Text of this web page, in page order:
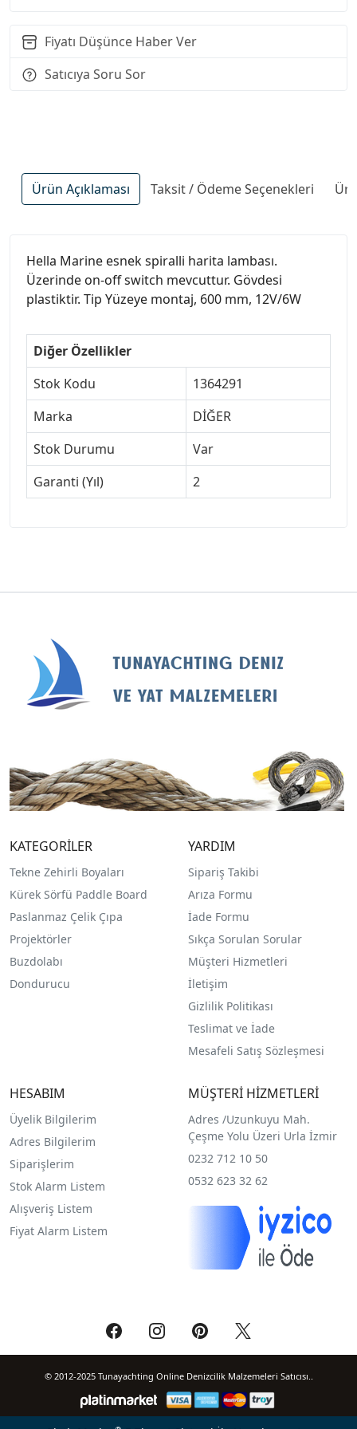
Fiyatı Düşünce Haber Ver
Satıcıya Soru Sor
Ürün Açıklaması Taksit / Ödeme Seçenekleri
Hella Marine esnek spiralli harita lambası.
Üzerinde on-off switch mevcuttur. Gövdesi
plastiktir. Tip Yüzeye montaj, 600 mm, 12V/6W
Diğer Özellikler
Stok Kodu
1364291
Marka
DİĞER
Stok Durumu
Var
Garanti (Yıl)
2
KATEGORİLER
Tekne Zehirli Boyaları
Kürek Sörfü Paddle Board
Paslanmaz Çelik Çıpa
Projektörler
Buzdolabı
Dondurucu
YARDIM
Sipariş Takibi
Arıza Formu
İade Formu
Sıkça Sorulan Sorular
Müşteri Hizmetleri
İletişim
Gizlilik Politikası
Teslimat ve İade
Mesafeli Satış Sözleşmesi
HESABIM
Üyelik Bilgilerim
Adres Bilgilerim
Siparişlerim
Stok Alarm Listem
Alışveriş Listem
Fiyat Alarm Listem
MÜŞTERİ HİZMETLERİ
Adres /Uzunkuyu Mah.
Çeşme Yolu Üzeri Urla İzmir
0232 712 10 50
0532 623 32 62
© 2012-2025 Tunayachting Online Denizcilik Malzemeleri Satıcısı..